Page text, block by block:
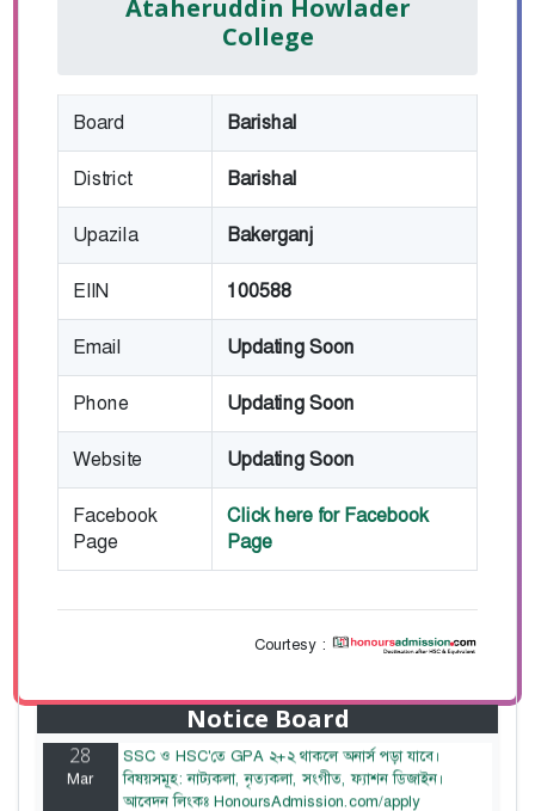
Ataheruddin Howlader
College
Board Barishal
District Barishal
Upazila Bakerganj
EIIN 100588
Email Updating Soon
Phone Updating Soon
Website Updating Soon
Facebook
Page
Click here for Facebook
Page
Courtesy :
Notice Board
টাকা। আবেদন লিংকঃ HonoursAdmission.com/apply
28
Mar
SSC ও HSC'তে GPA ২+২ থাকলে অনার্স পড়া যাবে।
বিষয়সমূহ: নাট্যকলা, নৃত্যকলা, সংগীত, ফ্যাশন ডিজাইন।
আবেদন লিংকঃ HonoursAdmission.com/apply